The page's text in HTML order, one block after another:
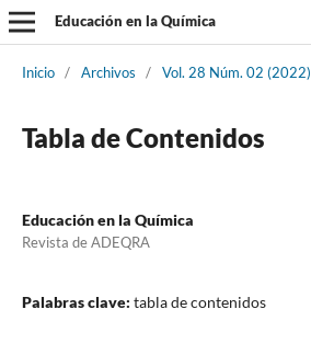
Educación en la Química
Inicio / Archivos / Vol. 28 Núm. 02 (2022)
Tabla de Contenidos
Educación en la Química
Revista de ADEQRA
Palabras clave: tabla de contenidos